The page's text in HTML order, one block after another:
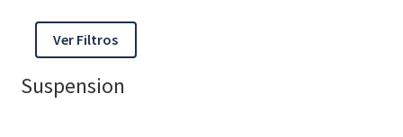
Ver Filtros
Suspension